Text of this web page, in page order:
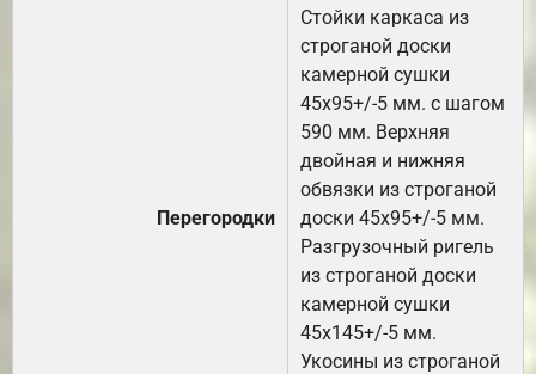
Перегородки
Стойки каркаса из
строганой доски
камерной сушки
45х95+/-5 мм. с шагом
590 мм. Верхняя
двойная и нижняя
обвязки из строганой
доски 45х95+/-5 мм.
Разгрузочный ригель
из строганой доски
камерной сушки
45х145+/-5 мм.
Укосины из строганой